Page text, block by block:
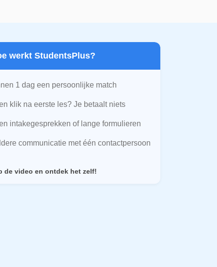
werkt StudentsPlus?
1 dag een persoonlijke match
klik na eerste les? Je betaalt niets
intakegesprekken of lange formulieren
communicatie met één contactpersoon
de video en ontdek het zelf!